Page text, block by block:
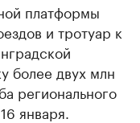
платформы
и тротуар к
более двух млн
регионального
января.